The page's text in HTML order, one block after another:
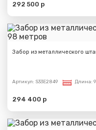
292 500 р
Забор из металлического
Артикул: S33E2849 Длина:
294 400 р